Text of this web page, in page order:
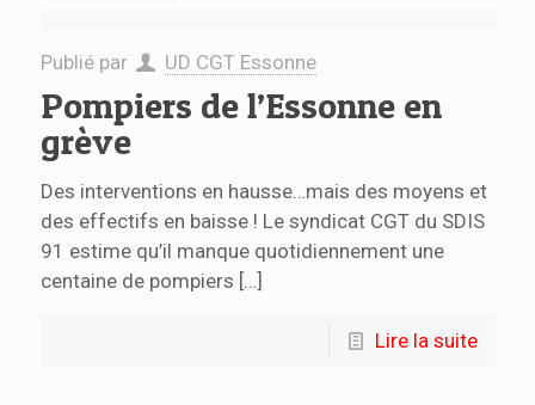
Publié par UD CGT Essonne
Pompiers de l’Essonne en
grève
Des interventions en hausse…mais des moyens et
des effectifs en baisse ! Le syndicat CGT du SDIS
91 estime qu’il manque quotidiennement une
centaine de pompiers […]
Lire la suite